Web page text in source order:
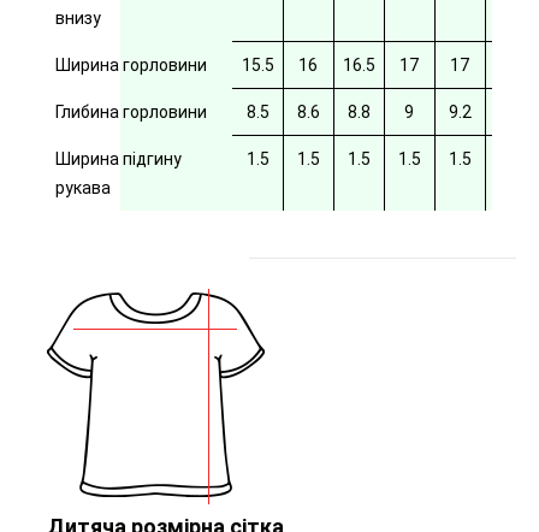
внизу
Ширина горловини 15.5 16 16.5 17 17
Глибина горловини 8.5 8.6 8.8 9 9.2
Ширина підгину
рукава
1.5 1.5 1.5 1.5 1.5
Дитяча розмірна сітка